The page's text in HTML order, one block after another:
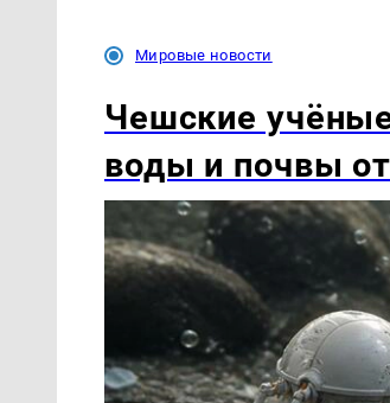
Мировые новости
Чешские
воды и почвы